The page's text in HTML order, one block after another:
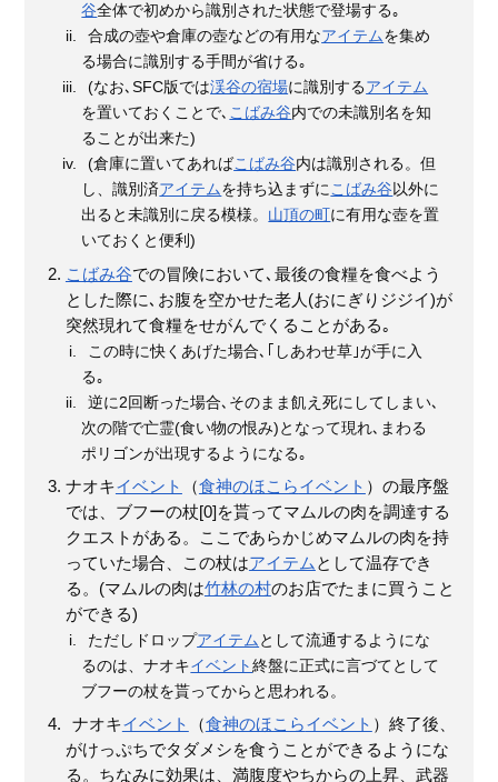
谷全体で初めから識別された状態で登場する｡
合成の壺や倉庫の壺などの有用なアイテムを集め
る場合に識別する手間が省ける｡
(なお､SFC版では渓谷の宿場に識別するアイテム
を置いておくことで､ こばみ谷内での未識別名を知
ることが出来た)
(倉庫に置いてあればこばみ谷内は識別される。但
し、識別済アイテムを持ち込まずにこばみ谷以外に
出ると未識別に戻る模様。 山頂の町に有用な壺を置
いておくと便利)
こばみ谷での冒険において､最後の食糧を食べよう
とした際に､お腹を空かせた老人(おにぎりジジイ)が
突然現れて食糧をせがんでくることがある｡
この時に快くあげた場合､｢しあわせ草｣が手に入
る｡
逆に2回断った場合､そのまま飢え死にしてしまい､
次の階で亡霊(食い物の恨み)となって現れ､まわる
ポリゴンが出現するようになる｡
ナオキイベント （食神のほこらイベント ）の最序盤
では、ブフーの杖[0]を貰ってマムルの肉を調達する
クエストがある。ここであらかじめマムルの肉を持
っていた場合、この杖はアイテム として温存でき
る。(マムルの肉は竹林の村のお店でたまに買うこと
ができる)
ただしドロップアイテム として流通するようにな
るのは、ナオキイベント終盤に正式に言づてとして
ブフーの杖を貰ってからと思われる。
ナオキイベント （食神のほこらイベント ）終了後、
がけっぷちでタダメシを食うことができるようにな
る。ちなみに効果は、満腹度やちからの上昇、武器